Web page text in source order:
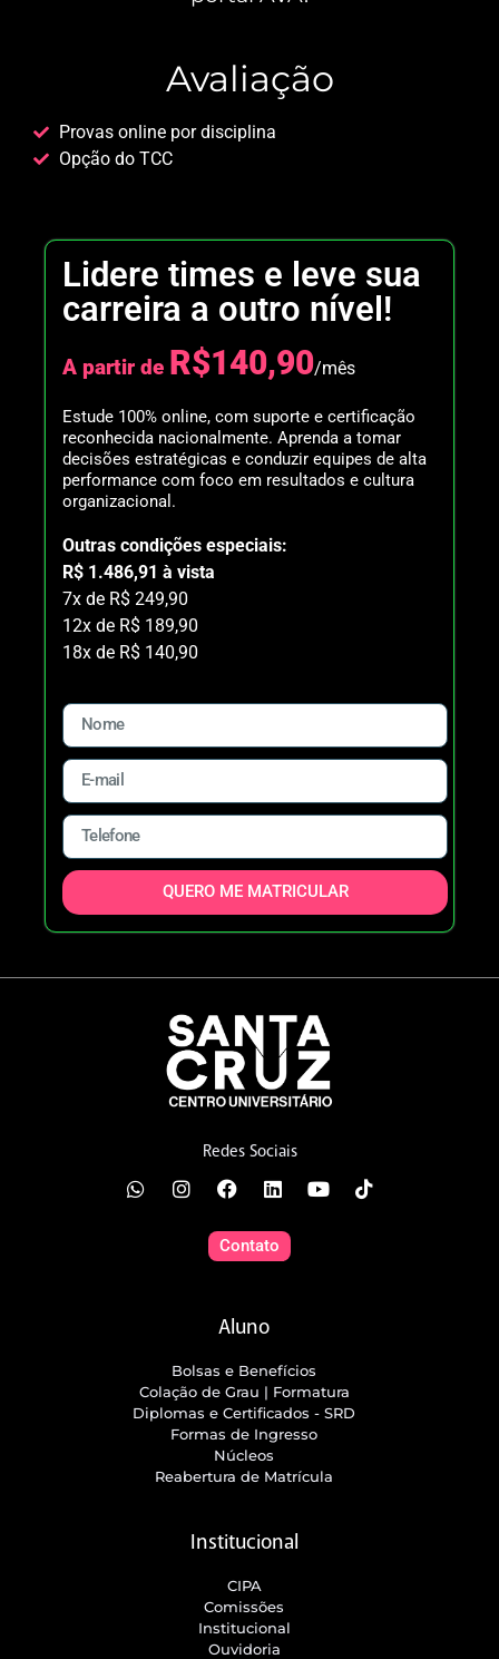
Avaliação
Provas online por disciplina
Opção do TCC
Lidere times e leve sua
carreira a outro nível!
A partir de R$140,90/mês
Estude 100% online, com suporte e certificação
reconhecida nacionalmente. Aprenda a tomar
decisões estratégicas e conduzir equipes de alta
performance com foco em resultados e cultura
organizacional.
Outras condições especiais:
R$ 1.486,91 à vista
7x de R$ 249,90
12x de R$ 189,90
18x de R$ 140,90
QUERO ME MATRICULAR
Redes Sociais
Contato
Aluno
Bolsas e Benefícios
Colação de Grau | Formatura
Diplomas e Certificados - SRD
Formas de Ingresso
Núcleos
Reabertura de Matrícula
Institucional
CIPA
Comissões
Institucional
Ouvidoria